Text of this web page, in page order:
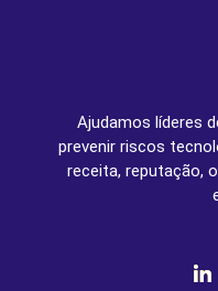
Ajudamos líderes
prevenir riscos
receita, reputação,